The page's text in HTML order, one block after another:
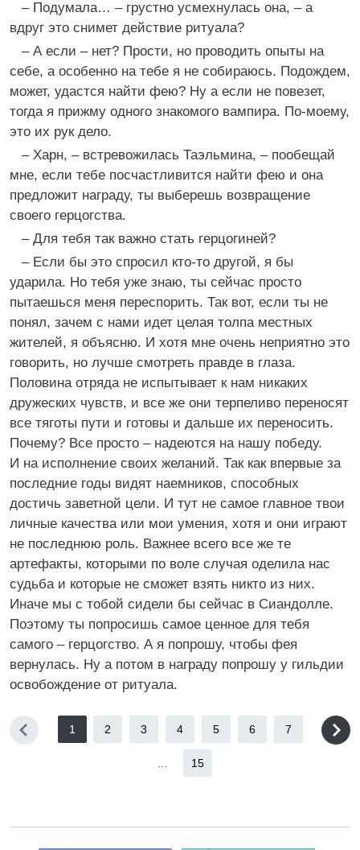
– Подумала… – грустно усмехнулась она, – а
вдруг это снимет действие ритуала?
– А если – нет? Прости, но проводить опыты на
себе, а особенно на тебе я не собираюсь. Подождем,
может, удастся найти фею? Ну а если не повезет,
тогда я прижму одного знакомого вампира. По-моему,
это их рук дело.
– Харн, – встревожилась Таэльмина, – пообещай
мне, если тебе посчастливится найти фею и она
предложит награду, ты выберешь возвращение
своего герцогства.
– Для тебя так важно стать герцогиней?
– Если бы это спросил кто-то другой, я бы
ударила. Но тебя уже знаю, ты сейчас просто
пытаешься меня переспорить. Так вот, если ты не
понял, зачем с нами идет целая толпа местных
жителей, я объясню. И хотя мне очень неприятно это
говорить, но лучше смотреть правде в глаза.
Половина отряда не испытывает к нам никаких
дружеских чувств, и все же они терпеливо переносят
все тяготы пути и готовы и дальше их переносить.
Почему? Все просто – надеются на нашу победу.
И на исполнение своих желаний. Так как впервые за
последние годы видят наемников, способных
достичь заветной цели. И тут не самое главное твои
личные качества или мои умения, хотя и они играют
не последнюю роль. Важнее всего все же те
артефакты, которыми по воле случая оделила нас
судьба и которые не сможет взять никто из них.
Иначе мы с тобой сидели бы сейчас в Сиандолле.
Поэтому ты попросишь самое ценное для тебя
самого – герцогство. А я попрошу, чтобы фея
вернулась. Ну а потом в награду попрошу у гильдии
освобождение от ритуала.
1 2 3 4 5 6 7
15